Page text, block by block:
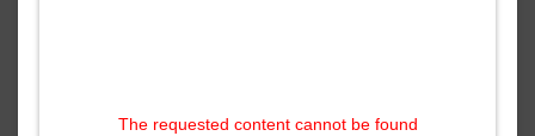
The requested content cannot be found